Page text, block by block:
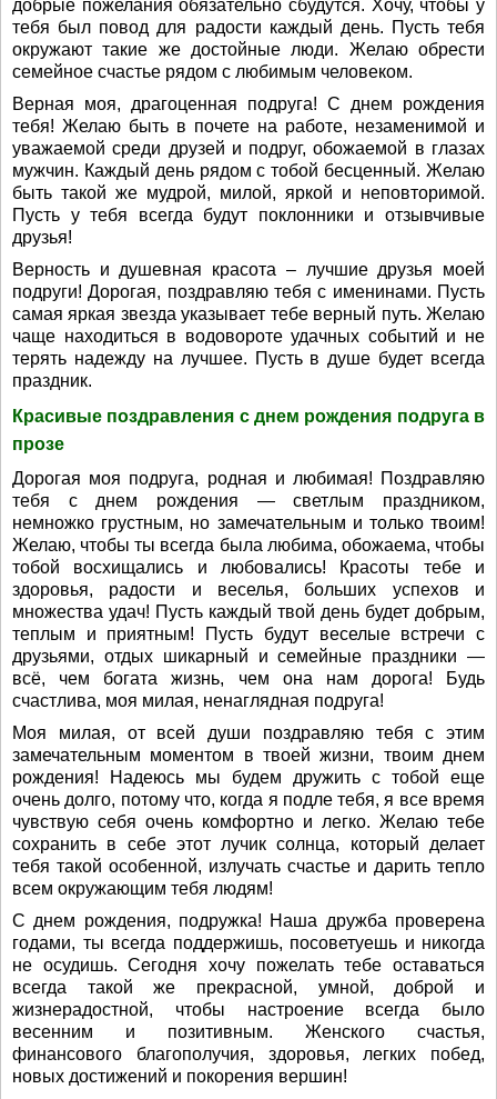
добрые пожелания обязательно сбудутся. Хочу, чтобы у
тебя был повод для радости каждый день. Пусть тебя
окружают такие же достойные люди. Желаю обрести
семейное счастье рядом с любимым человеком.
Верная моя, драгоценная подруга! С днем рождения
тебя! Желаю быть в почете на работе, незаменимой и
уважаемой среди друзей и подруг, обожаемой в глазах
мужчин. Каждый день рядом с тобой бесценный. Желаю
быть такой же мудрой, милой, яркой и неповторимой.
Пусть у тебя всегда будут поклонники и отзывчивые
друзья!
Верность и душевная красота – лучшие друзья моей
подруги! Дорогая, поздравляю тебя с именинами. Пусть
самая яркая звезда указывает тебе верный путь. Желаю
чаще находиться в водовороте удачных событий и не
терять надежду на лучшее. Пусть в душе будет всегда
праздник.
Красивые поздравления с днем рождения подруга в
прозе
Дорогая моя подруга, родная и любимая! Поздравляю
тебя с днем рождения — светлым праздником,
немножко грустным, но замечательным и только твоим!
Желаю, чтобы ты всегда была любима, обожаема, чтобы
тобой восхищались и любовались! Красоты тебе и
здоровья, радости и веселья, больших успехов и
множества удач! Пусть каждый твой день будет добрым,
теплым и приятным! Пусть будут веселые встречи с
друзьями, отдых шикарный и семейные праздники —
всё, чем богата жизнь, чем она нам дорога! Будь
счастлива, моя милая, ненаглядная подруга!
Моя милая, от всей души поздравляю тебя с этим
замечательным моментом в твоей жизни, твоим днем
рождения! Надеюсь мы будем дружить с тобой еще
очень долго, потому что, когда я подле тебя, я все время
чувствую себя очень комфортно и легко. Желаю тебе
сохранить в себе этот лучик солнца, который делает
тебя такой особенной, излучать счастье и дарить тепло
всем окружающим тебя людям!
С днем рождения, подружка! Наша дружба проверена
годами, ты всегда поддержишь, посоветуешь и никогда
не осудишь. Сегодня хочу пожелать тебе оставаться
всегда такой же прекрасной, умной, доброй и
жизнерадостной, чтобы настроение всегда было
весенним и позитивным. Женского счастья,
финансового благополучия, здоровья, легких побед,
новых достижений и покорения вершин!